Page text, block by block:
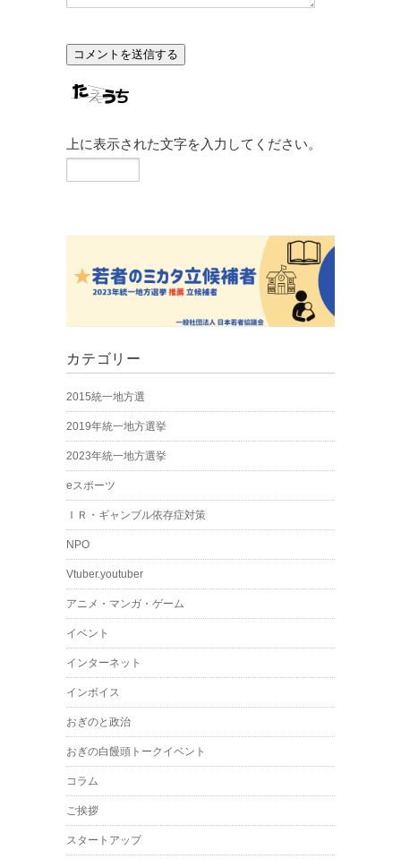
上に表示された文字を入力してください。
カテゴリー
2015統一地方選
2019年統一地方選挙
2023年統一地方選挙
eスポーツ
ＩＲ・ギャンブル依存症対策
NPO
Vtuber.youtuber
アニメ・マンガ・ゲーム
イベント
インターネット
インボイス
おぎのと政治
おぎの白饅頭トークイベント
コラム
ご挨拶
スタートアップ